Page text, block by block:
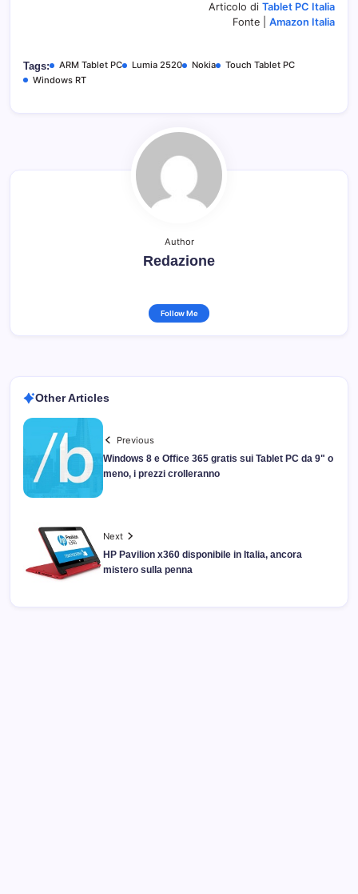
Articolo di Tablet PC Italia
Fonte | Amazon Italia
Tags: ARM Tablet PC Lumia 2520 Nokia
Touch Tablet PC
Windows RT
Author
Redazione
Follow Me
Other Articles
Previous
Windows 8 e Office 365 gratis sui Tablet PC da 9" o
meno, i prezzi crolleranno
Next
HP Pavilion x360 disponibile in Italia, ancora
mistero sulla penna